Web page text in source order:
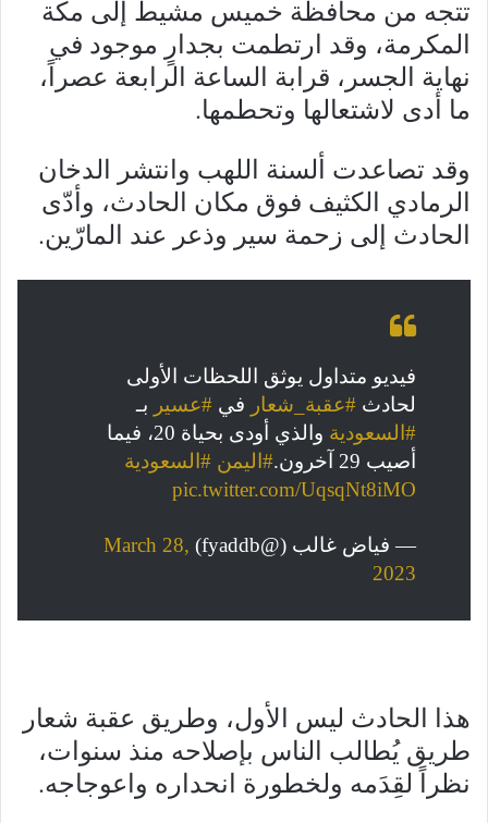
تتجه من محافظة خميس مشيط إلى مكة
المكرمة، وقد ارتطمت بجدارٍ موجود في
نهاية الجسر، قرابة الساعة الرابعة عصراً،
ما أدى لاشتعالها وتحطمها.
وقد تصاعدت ألسنة اللهب وانتشر الدخان
الرمادي الكثيف فوق مكان الحادث، وأدّى
الحادث إلى زحمة سير وذعر عند المارّين.
فيديو متداول يوثق اللحظات الأولى
لحادث #عقبة_شعار في #عسير بـ
#السعودية
والذي أودى بحياة 20، فيما
أصيب 29 آخرون.
#اليمن #السعودية
pic.twitter.com/UqsqNt8iMO
— فياض غالب (@fyaddb)
March 28,
2023
هذا الحادث ليس الأول، وطريق عقبة شعار
طريق يُطالب الناس بإصلاحه منذ سنوات،
نظراً لقِدَمه ولخطورة انحداره واعوجاجه.